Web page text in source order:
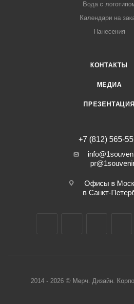
Вода с
Календари на
Нанесения
КОНТАКТЫ
МЕДИА
ПРЕЗЕНТАЦИЯ
+7 (812) 565-
Офисы в
в Санкт-
2014 - 2026 © Мерч. Дизайн.